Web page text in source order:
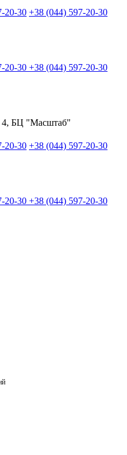
20-30 +38 (044) 597-20-30
20-30 +38 (044) 597-20-30
4, БЦ "Масштаб"
20-30 +38 (044) 597-20-30
20-30 +38 (044) 597-20-30